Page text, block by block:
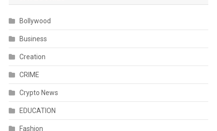
Bollywood
Business
Creation
CRIME
Crypto News
EDUCATION
Fashion